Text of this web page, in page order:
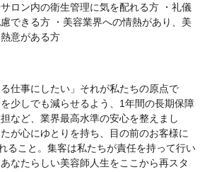
ロン内の衛生管理に気を配れる方 ・礼儀
できる方 ・美容業界への情熱があり、美
意がある方
る仕事にしたい」それが私たちの原点で
少しでも減らせるよう、1年間の長期保障
など、業界最高水準の安心を整えまし
が心にゆとりを持ち、目の前のお客様に
ること。集客は私たちが責任を持って行い
なたらしい美容師人生をここから再スタ